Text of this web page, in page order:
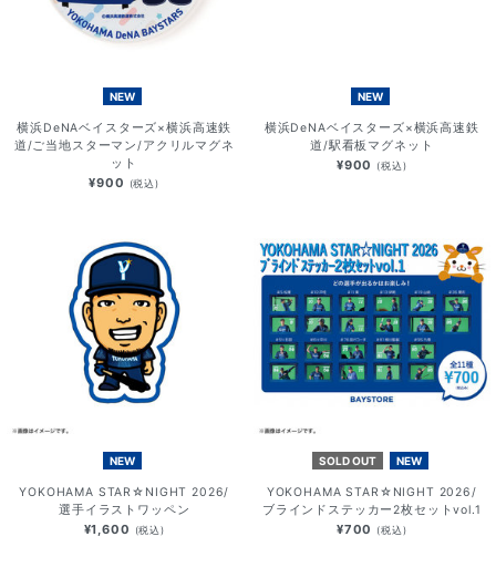
NEW
横浜DeNAベイスターズ×横浜高速鉄
道/ご当地スターマン/アクリルマグネ
ット
¥900 (税込)
NEW
横浜DeNAベイスターズ×横浜高速鉄
道/駅看板マグネット
¥900 (税込)
NEW
YOKOHAMA STAR☆NIGHT 2026/
選手イラストワッペン
¥1,600 (税込)
SOLD OUT NEW
YOKOHAMA STAR☆NIGHT 2026/
ブラインドステッカー2枚セットvol.1
¥700 (税込)